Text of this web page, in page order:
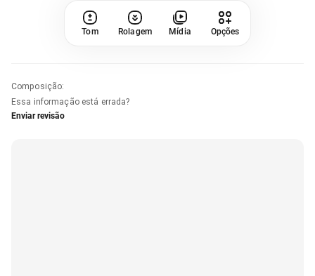
Tom Rolagem Mídia Opções
Composição:
Essa informação está errada?
Enviar revisão